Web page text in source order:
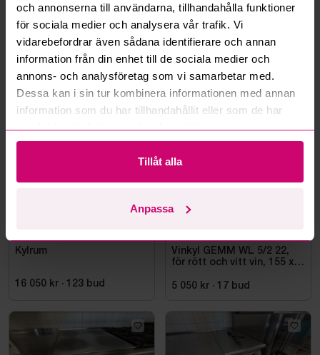
och annonserna till användarna, tillhandahålla funktioner
för sociala medier och analysera vår trafik. Vi
vidarebefordrar även sådana identifierare och annan
information från din enhet till de sociala medier och
annons- och analysföretag som vi samarbetar med.
Dessa kan i sin tur kombinera informationen med annan
information som du har tillhandahållit eller som de har
samlat in när du har använt deras tjänster.
Tillåt alla
Anpassa
Läs fler frågor och svar
Mer från samma kategori
Kylrum
16 050 kr · 123 bud
Vinkyl GEMM WL 5/2 22,
för rött och vitt vin, 155 x
5 050 kr · 17 bud